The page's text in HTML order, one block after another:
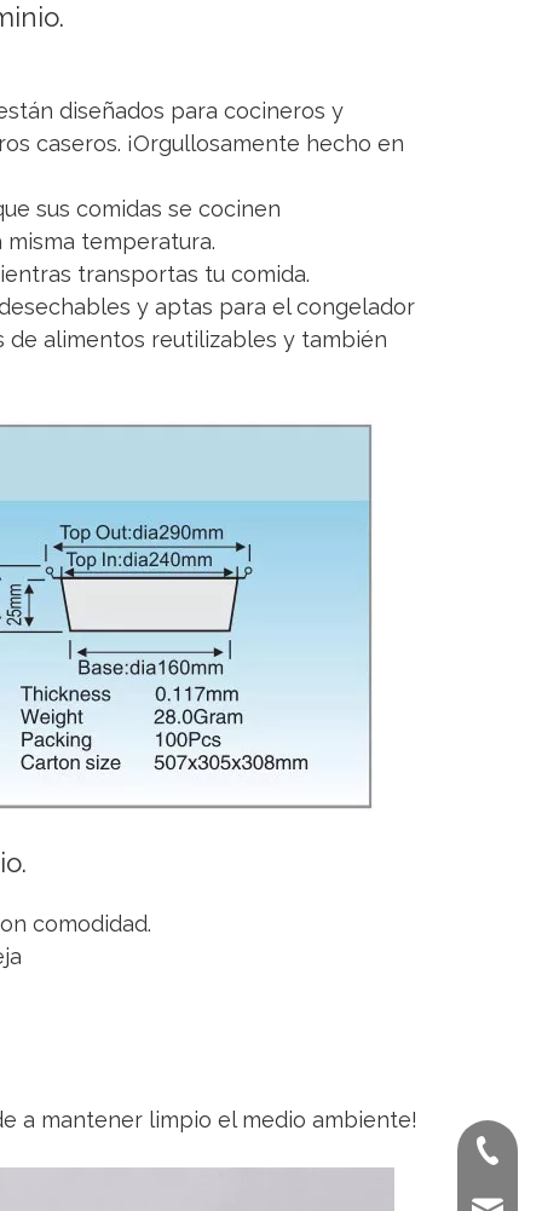
diseñados para cocineros y
caseros. ¡Orgullosamente hecho en
sus comidas se cocinen
temperatura.
transportas tu comida.
y aptas para el congelador
alimentos reutilizables y también
comodidad.
a mantener limpio el medio ambiente!
+ 86-